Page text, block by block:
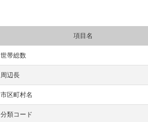
項目名
世帯総数
周辺長
市区町村名
分類コード